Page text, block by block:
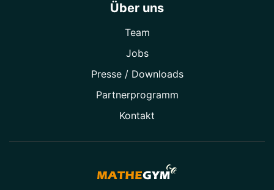
Über uns
Team
Jobs
Presse / Downloads
Partner­programm
Kontakt